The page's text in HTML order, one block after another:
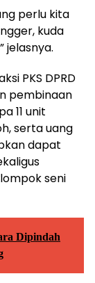
perlu kita
kuda
jelasnya.
PKS DPRD
pembinaan
11 unit
serta uang
dapat
seni
Dipindah